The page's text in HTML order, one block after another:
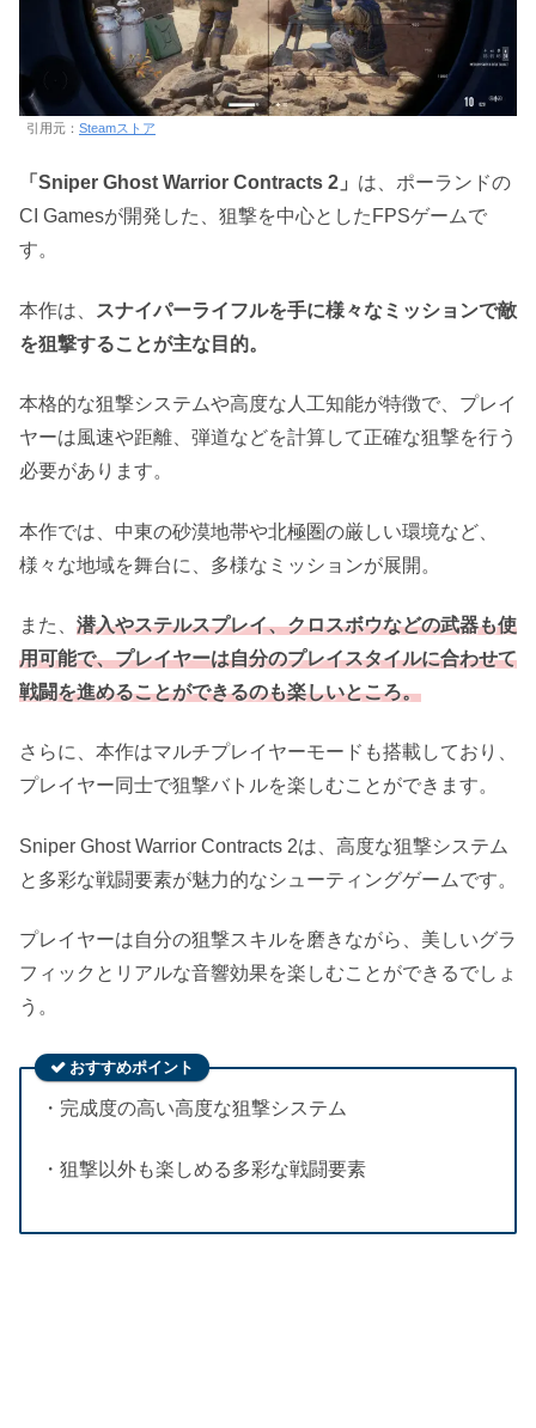
引用元： Steamストア
「Sniper Ghost Warrior Contracts 2」 は、ポーランドの
CI Gamesが開発した、狙撃を中心としたFPSゲームで
す。
本作は、
スナイパーライフルを手に様々なミッションで敵
を狙撃することが主な目的。
本格的な狙撃システムや高度な人工知能が特徴で、プレイ
ヤーは風速や距離、弾道などを計算して正確な狙撃を行う
必要があります。
本作では、中東の砂漠地帯や北極圏の厳しい環境など、
様々な地域を舞台に、多様なミッションが展開。
また、 潜入やステルスプレイ、クロスボウなどの武器も使
用可能で、プレイヤーは自分のプレイスタイルに合わせて
戦闘を進めることができるのも楽しいところ。
さらに、本作はマルチプレイヤーモードも搭載しており、
プレイヤー同士で狙撃バトルを楽しむことができます。
Sniper Ghost Warrior Contracts 2は、高度な狙撃システム
と多彩な戦闘要素が魅力的なシューティングゲームです。
プレイヤーは自分の狙撃スキルを磨きながら、美しいグラ
フィックとリアルな音響効果を楽しむことができるでしょ
う。
おすすめポイント
・完成度の高い高度な狙撃システム
・狙撃以外も楽しめる多彩な戦闘要素